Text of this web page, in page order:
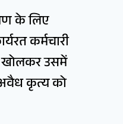
के लिए
कर्मचारी
खोलकर उसमें
कृत्य को